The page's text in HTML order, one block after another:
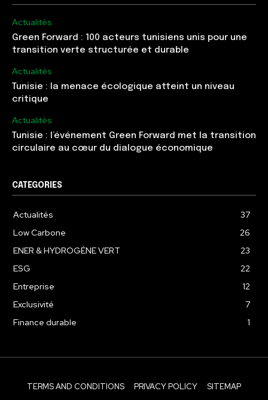
Actualités
Green Forward : 100 acteurs tunisiens unis pour une
transition verte structurée et durable
Actualités
Tunisie : la menace écologique atteint un niveau
critique
Actualités
Tunisie : l’événement Green Forward met la transition
circulaire au cœur du dialogue économique
CATEGORIES
Actualités
37
Low Carbone
26
ENER & HYDROGÈNE VERT
23
ESG
22
Entreprise
12
Exclusivité
7
Finance durable
1
TERMS AND CONDITIONS PRIVACY POLICY SITEMAP